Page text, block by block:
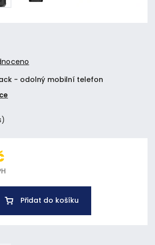
- odolný mobilní telefon
Přidat do košíku